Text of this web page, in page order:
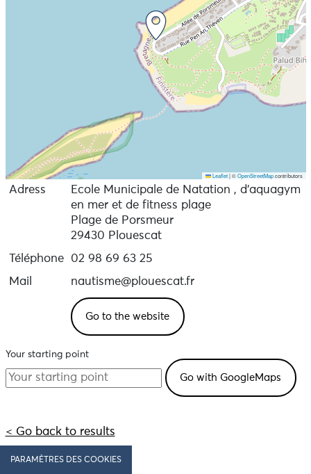
Leaflet |©OpenStreetMapcontributors
Adress
Ecole Municipale de Natation , d’aquagym
en mer et de fitness plage
Plage de Porsmeur
29430 Plouescat
Téléphone
02 98 69 63 25
Mail
nautisme@plouescat.fr
Go to the website
Your starting point
< Go back to results
PARAMÈTRES DES COOKIES